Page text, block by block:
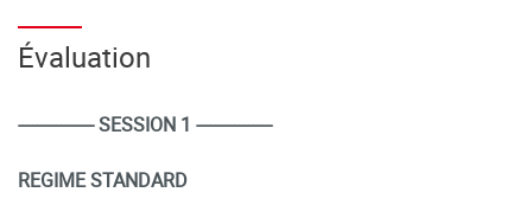
3- Concevoir des situations d’enseignement-
apprentissage liées à des conduites typiques d’élèves : la
Évaluation
---------------- SESSION 1 ----------------
REGIME STANDARD